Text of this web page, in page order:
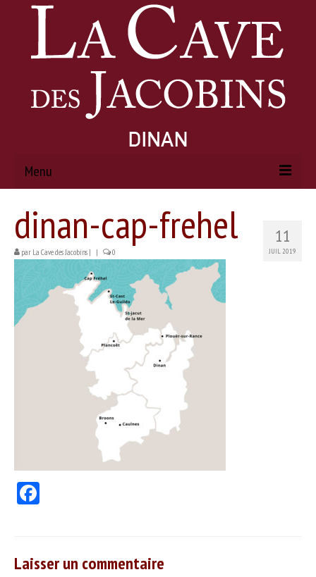
Menu
ACCUEIL
À PROPOS
Actualités
Nos bières & cidres
Autres produits
SERVICES
DÉGUSTER
11
JUIL 2019
dinan-cap-frehel
par La Cave des Jacobins | | 0
Laisser un commentaire